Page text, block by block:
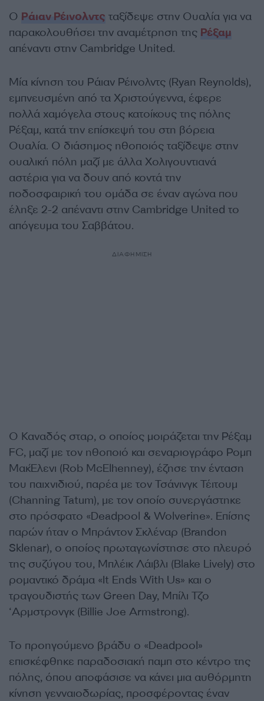
Ο Ράιαν Ρέινολντς ταξίδεψε στην Ουαλία για να
παρακολουθήσει την αναμέτρηση της Ρέξαμ
απέναντι στην Cambridge United.
Μία κίνηση του Ράιαν Ρέινολντς (Ryan Reynolds),
εμπνευσμένη από τα Χριστούγεννα, έφερε
πολλά χαμόγελα στους κατοίκους της πόλης
Ρέξαμ, κατά την επίσκεψή του στη βόρεια
Ουαλία. Ο διάσημος ηθοποιός ταξίδεψε στην
ουαλική πόλη μαζί με άλλα Χολιγουντιανά
αστέρια για να δουν από κοντά την
ποδοσφαιρική του ομάδα σε έναν αγώνα που
έληξε 2-2 απέναντι στην Cambridge United το
απόγευμα του Σαββάτου.
ΔΙΑΦΗΜΙΣΗ
Ο Καναδός σταρ, ο οποίος μοιράζεται την Ρέξαμ
FC, μαζί με τον ηθοποιό και σεναριογράφο Ρομπ
ΜακΈλενι (Rob McElhenney), έζησε την ένταση
του παιχνιδιού, παρέα με τον Τσάνινγκ Τέιτουμ
(Channing Tatum), με τον οποίο συνεργάστηκε
στο πρόσφατο «Deadpool & Wolverine». Επίσης
παρών ήταν ο Μπράντον Σκλέναρ (Brandon
Sklenar), ο οποίος πρωταγωνίστησε στο πλευρό
της συζύγου του, Μπλέικ Λάιβλι (Blake Lively) στο
ρομαντικό δράμα «It Ends With Us» και ο
τραγουδιστής των Green Day, Μπίλι Τζο
‘Αρμστρονγκ (Billie Joe Armstrong).
Το προηγούμενο βράδυ ο «Deadpool»
επισκέφθηκε παραδοσιακή παμπ στο κέντρο της
πόλης, όπου αποφάσισε να κάνει μια αυθόρμητη
κίνηση γενναιοδωρίας, προσφέροντας έναν